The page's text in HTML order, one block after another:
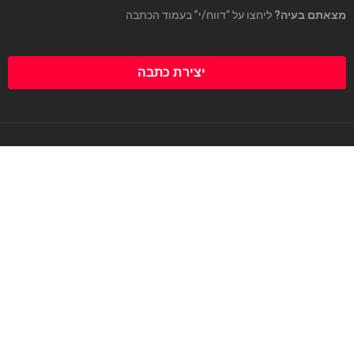
מצאתם בעיה? ליחצו על “דווח/י” בעמוד הכתבה
יצירת כתבה